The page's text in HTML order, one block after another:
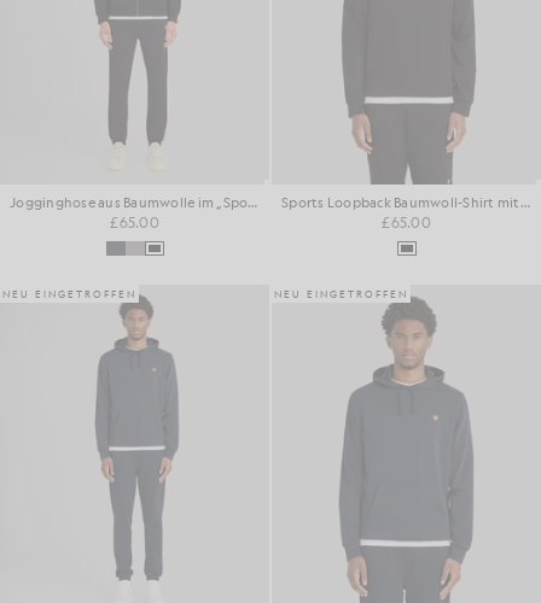
Jogginghose aus Baumwolle im „Sports Loopback“-Stil
£65.00
Sports Loopback Baumwoll-Shirt mit Rundhalsausschnitt
£65.00
NEU EINGETROFFEN NEU EINGETROFFEN